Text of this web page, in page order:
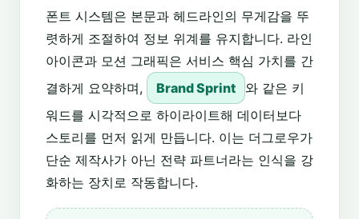
폰트 시스템은 본문과 헤드라인의 무게감을 뚜
렷하게 조절하여 정보 위계를 유지합니다. 라인
아이콘과 모션 그래픽은 서비스 핵심 가치를 간
결하게 요약하며,
Brand Sprint
와 같은 키
워드를 시각적으로 하이라이트해 데이터보다
스토리를 먼저 읽게 만듭니다. 이는 더그로우가
단순 제작사가 아닌 전략 파트너라는 인식을 강
화하는 장치로 작동합니다.